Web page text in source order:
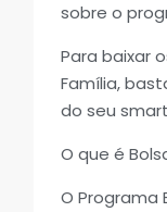
sobre o
Para baixar
Família,
do seu
O que é
O Programa